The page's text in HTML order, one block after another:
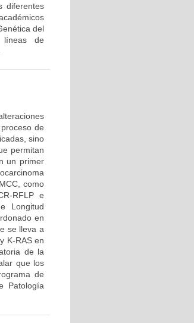
diferentes
del
líneas de
de
sino
permitan
un primer
como
RFLP e
Longitud
en
se lleva a
K-RAS en
de la
que los
de
Patología